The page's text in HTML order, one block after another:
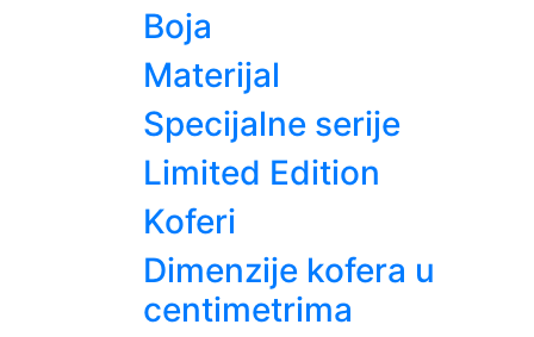
Boja
Materijal
Specijalne serije
Limited Edition
Koferi
Dimenzije kofera u
centimetrima